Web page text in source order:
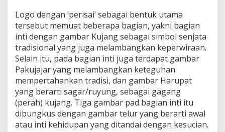
Logo dengan ‘perisai’ sebagai bentuk utama
tersebut memuat beberapa bagian, yakni bagian
inti dengan gambar Kujang sebagai simbol senjata
tradisional yang juga melambangkan keperwiraan.
Selain itu, pada bagian inti juga terdapat gambar
Pakujajar yang melambangkan keteguhan
mempertahankan tradisi, dan gambar Harupat
yang berarti sagar/ruyung, sebagai gagang
(perah) kujang. Tiga gambar pad bagian inti itu
dibungkus dengan gambar telur yang berarti awal
atau inti kehidupan yang ditandai dengan kesucian.